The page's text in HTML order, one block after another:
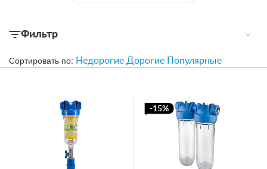
Фильтр
Сортировать по: Недорогие Дорогие Популярные
-15%